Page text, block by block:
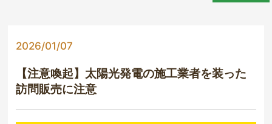
2026/01/07
【注意喚起】太陽光発電の施工業者を装った
訪問販売に注意